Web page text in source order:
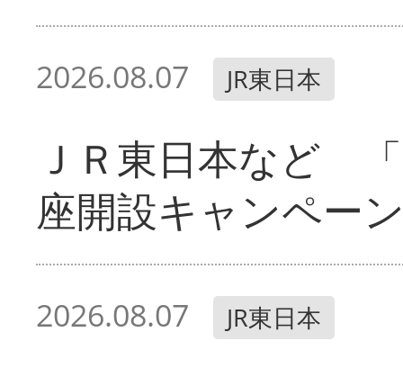
2026.08.07 JR東日本
ＪＲ東日本など
座開設キャンペー
2026.08.07 JR東日本